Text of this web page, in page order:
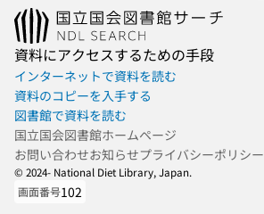
資料にアクセスするための手段
インターネットで資料を読む
資料のコピーを入手する
図書館で資料を読む
国立国会図書館ホームページ
お問い合わせお知らせプライバシーポリシー
© 2024- National Diet Library, Japan.
画面番号102